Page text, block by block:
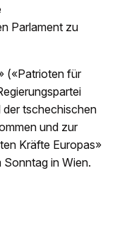
Parlament zu
(«Patrioten für
der tschechischen
und zur
Kräfte Europas»
in Wien.